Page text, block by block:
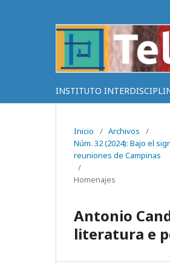
INSTITUTO
Inicio / Archivos
/
Núm. 32 (2024): Bajo el
reuniones de Campinas
/
Homenajes
Antonio
literatura e